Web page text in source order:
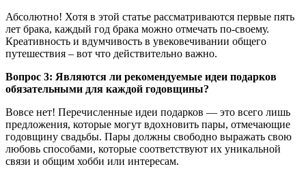
Абсолютно! Хотя в этой статье рассматриваются первые пять
лет брака, каждый год брака можно отмечать по-своему.
Креативность и вдумчивость в увековечивании общего
путешествия – вот что действительно важно.
Вопрос 3: Являются ли рекомендуемые идеи подарков
обязательными для каждой годовщины?
Вовсе нет! Перечисленные идеи подарков — это всего лишь
предложения, которые могут вдохновить пары, отмечающие
годовщину свадьбы. Пары должны свободно выражать свою
любовь способами, которые соответствуют их уникальной
связи и общим хобби или интересам.